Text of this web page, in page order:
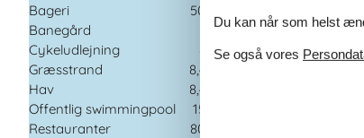
Bageri
500 m
Banegård
5 km
Cykeludlejning
8 km
Græsstrand
8,4 km
Hav
8,4 km
Offentlig swimmingpool
150 m
Restauranter
800 m
Fritids
Du kan når som helst
Se også vores